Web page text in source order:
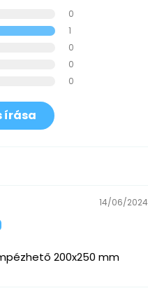
0
1
0
0
0
írása
14/06/2024
200x250 mm